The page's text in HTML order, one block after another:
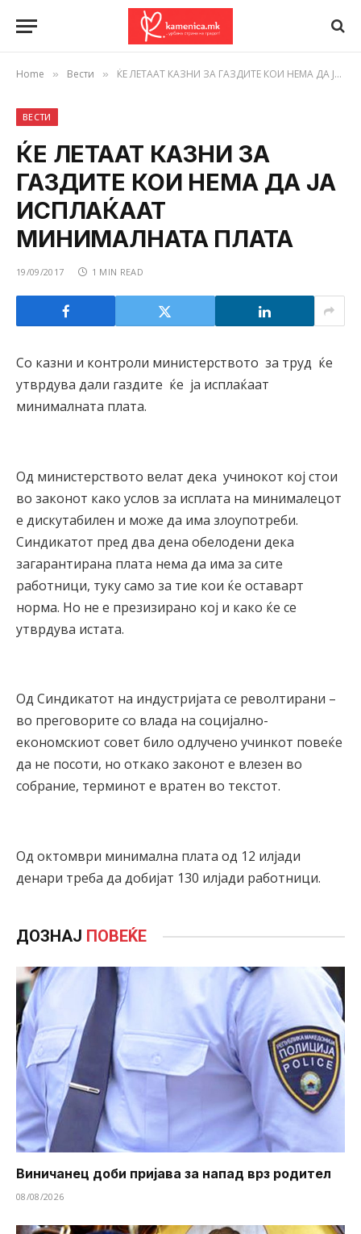
Home » Вести » ЌЕ ЛЕТААТ КАЗНИ ЗА ГАЗДИТЕ КОИ НЕМА ДА ЈА ИСПЛАЌААТ МИНИМАЛНАТА ПЛАТА
ВЕСТИ
ЌЕ ЛЕТААТ КАЗНИ ЗА
ГАЗДИТЕ КОИ НЕМА ДА ЈА
ИСПЛАЌААТ
МИНИМАЛНАТА ПЛАТА
19/09/2017 1 MIN READ
Со казни и контроли министерството за труд ќе
утврдува дали газдите ќе ја исплаќаат
минималната плата.
Од министерството велат дека учинокот кој стои
во законот како услов за исплата на минималецот
е дискутабилен и може да има злоупотреби.
Синдикатот пред два дена обелодени дека
загарантирана плата нема да има за сите
работници, туку само за тие кои ќе оставарт
норма. Но не е презизирано кој и како ќе се
утврдува истата.
Од Синдикатот на индустријата се револтирани –
во преговорите со влада на социјално-
економскиот совет било одлучено учинкот повеќе
да не посоти, но откако законот е влезен во
собрание, терминот е вратен во текстот.
Од октомври минимална плата од 12 илјади
денари треба да добијат 130 илјади работници.
ДОЗНАЈ ПОВЕЌЕ
Виничанец доби пријава за напад врз родител
08/08/2026